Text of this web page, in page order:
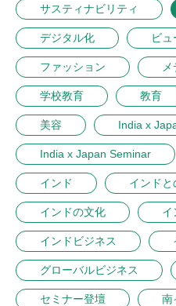
サスティナビリティ
デジタル化 ビュ
ファッション
学校教育 教育
美容 India x
India x Japan Seminar
インド インド
インドの文化 イ
インドビジネス
グローバルビジネス
セミナー登壇 南